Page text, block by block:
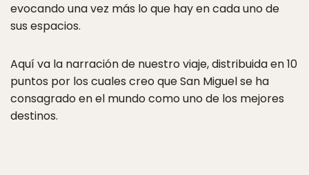
evocando una vez más lo que hay en cada uno de
sus espacios.
Aquí va la narración de nuestro viaje, distribuida en 10
puntos por los cuales creo que San Miguel se ha
consagrado en el mundo como uno de los mejores
destinos.